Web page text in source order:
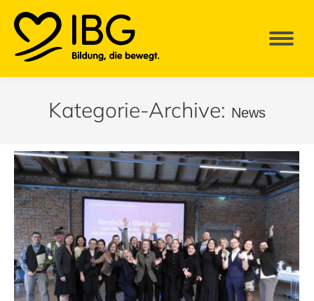
Kategorie-Archive: News